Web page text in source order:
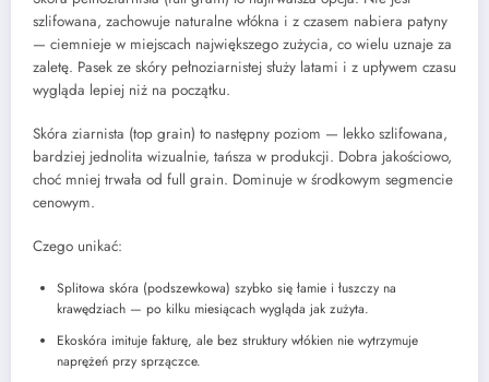
szlifowana, zachowuje naturalne włókna i z czasem nabiera patyny
— ciemnieje w miejscach największego zużycia, co wielu uznaje za
zaletę. Pasek ze skóry pełnoziarnistej służy latami i z upływem czasu
wygląda lepiej niż na początku.
Skóra ziarnista (top grain) to następny poziom — lekko szlifowana,
bardziej jednolita wizualnie, tańsza w produkcji. Dobra jakościowo,
choć mniej trwała od full grain. Dominuje w środkowym segmencie
cenowym.
Czego unikać:
Splitowa skóra (podszewkowa) szybko się łamie i łuszczy na
krawędziach — po kilku miesiącach wygląda jak zużyta.
Ekoskóra imituje fakturę, ale bez struktury włókien nie wytrzymuje
naprężeń przy sprzączce.